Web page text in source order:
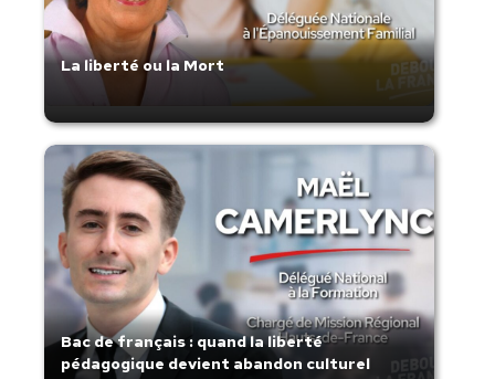
La liberté ou la Mort
Bac de français : quand la liberté
pédagogique devient abandon culturel